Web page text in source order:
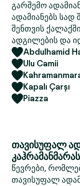
გარშემო
ადამიანებს სად
შენთვის
ადგილების და
Abdulhamid
Ulu Camii
Kapalı Çarşı
Piazza
თავისუფალ
კაჰრამანმარას
წევრები,
თავისუფალ